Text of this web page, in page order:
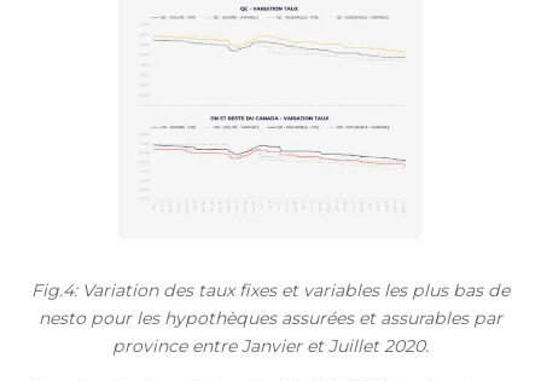
Fig.4: Variation des taux fixes et variables les plus bas de
nesto pour les hypothèques assurées et assurables par
province entre Janvier et Juillet 2020.